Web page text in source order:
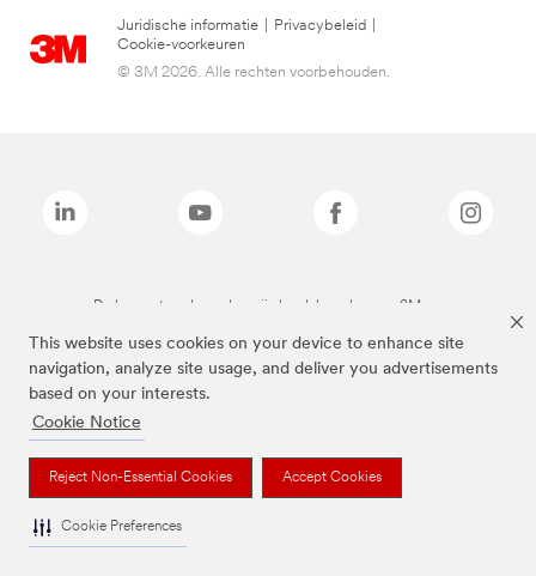
This website uses cookies on your device to enhance site
navigation, analyze site usage, and deliver you advertisements
based on your interests.
Cookie Notice
Reject Non-Essential Cookies Accept Cookies
Cookie Preferences
Juridische informatie Privacybeleid
Cookie-voorkeuren
© 3M 2026. Alle rechten voorbehouden.
De bovenstaande merken zijn handelsmerken van 3M.we